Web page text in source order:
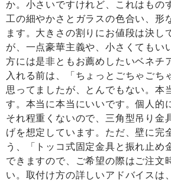
か。小さいですけれど、これはもの
工の細やかさとガラスの色合い、形
ます。大きさの割りにお値段は決し
が、一点豪華主義や、小さくてもい
方には是非ともお薦めしたいベネチ
入れる前は、「ちょっとごちゃごち
思ってましたが、とんでもない。本
す。本当に本当にいいです。個人的
それ程重くないので、三角型吊り金
げを想定しています。ただ、壁に完
う、「トッコ式固定金具と振れ止め
できますので、ご希望の際はご注文
い。取付け方の詳しいアドバイスは